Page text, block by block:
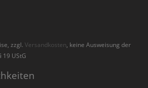
zzgl. Versandkosten , keine Ausweisung der
19 UStG